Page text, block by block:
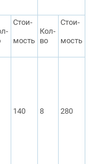
Стои-
мость
Кол-
во
Стои-
мость
140 8 280